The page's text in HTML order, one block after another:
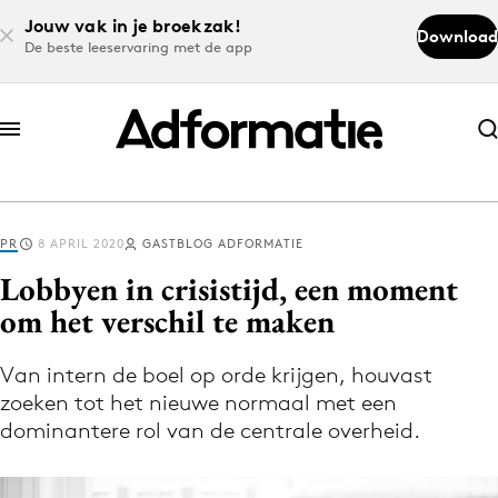
Jouw vak in je broekzak!
De beste leeservaring met de app
Download
Abonneer nu
Abonneer nu
Log in
Volg het laatste nieuws via de Adformatie
Nieuws app
PR 8 APRIL 2020 GASTBLOG ADFORMATIE
Lobbyen in crisistijd, een moment
om het verschil te maken
Van intern de boel op orde krijgen, houvast
zoeken tot het nieuwe normaal met een
dominantere rol van de centrale overheid.